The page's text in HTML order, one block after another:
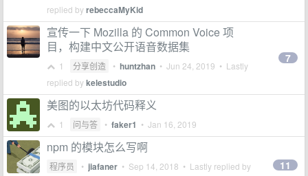
replied byrebeccaMyKid
宣传一下 Mozilla 的 Common Voice 项
目，构建中文公开语音数据集
1 分享创造 • huntzhan • Jun 24, 2019 • Lastly
replied bykelestudio
7
美图的以太坊代码释义
1 问与答 • faker1 • Jan 16, 2019
npm 的模块怎么写啊
程序员 • jiafaner • Sep 14, 2018 • Lastly replied by 11